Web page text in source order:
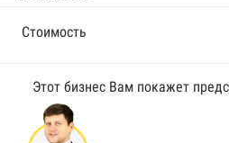
Стоимость
Этот бизнес Вам покажет